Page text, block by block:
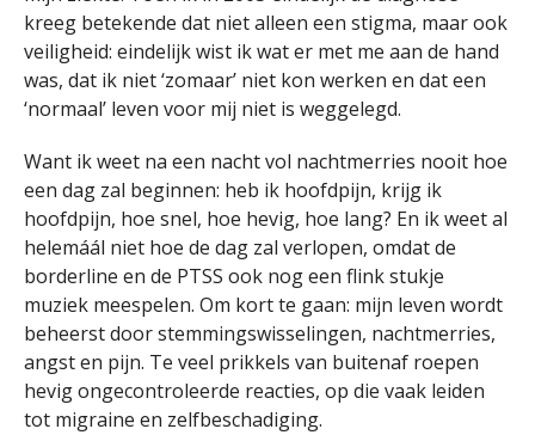
kreeg betekende dat niet alleen een stigma, maar ook
veiligheid: eindelijk wist ik wat er met me aan de hand
was, dat ik niet ‘zomaar’ niet kon werken en dat een
‘normaal’ leven voor mij niet is weggelegd.
Want ik weet na een nacht vol nachtmerries nooit hoe
een dag zal beginnen: heb ik hoofdpijn, krijg ik
hoofdpijn, hoe snel, hoe hevig, hoe lang? En ik weet al
helemáál niet hoe de dag zal verlopen, omdat de
borderline en de PTSS ook nog een flink stukje
muziek meespelen. Om kort te gaan: mijn leven wordt
beheerst door stemmingswisselingen, nachtmerries,
angst en pijn. Te veel prikkels van buitenaf roepen
hevig ongecontroleerde reacties, op die vaak leiden
tot migraine en zelfbeschadiging.